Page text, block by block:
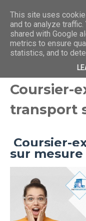
Coursier-
transport
Coursier-
sur mesure
This site uses
and to analyze
shared with Google
metrics to ensure
statistics, and to